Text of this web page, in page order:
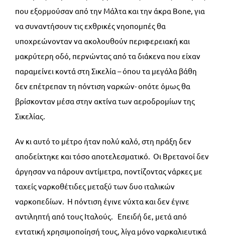
που εξορμούσαν από την Μάλτα και την άκρα Bone, για
να συναντήσουν τις εχθρικές νηοπομπές θα
υποχρεώνονταν να ακολουθούν περιφερειακή και
μακρύτερη οδό, περνώντας από τα διάκενα που είχαν
παραμείνει κοντά στη Σικελία – όπου τα μεγάλα βάθη
δεν επέτρεπαν τη πόντιση ναρκών- οπότε όμως θα
βρίσκονταν μέσα στην ακτίνα των αεροδρομίων της
Σικελίας.
Αν κι αυτό το μέτρο ήταν πολύ καλό, στη πράξη δεν
αποδείχτηκε και τόσο αποτελεσματικό. Οι Βρετανοί δεν
άργησαν να πάρουν αντίμετρα, ποντίζοντας νάρκες με
ταχείς ναρκοθέτιδες μεταξύ των δυο ιταλικών
ναρκοπεδίων. Η πόντιση έγινε νύχτα και δεν έγινε
αντιληπτή από τους Ιταλούς. Επειδή δε, μετά από
εντατική χρησιμοποίησή τους, λίγα μόνο ναρκαλιευτικά